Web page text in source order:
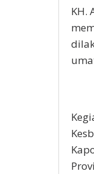
KH.